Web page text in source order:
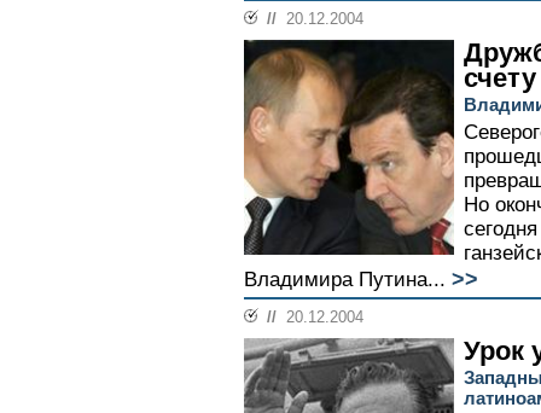
// 20.12.2004
счету
Но
Владимира Путина... >>
// 20.12.2004
Урок